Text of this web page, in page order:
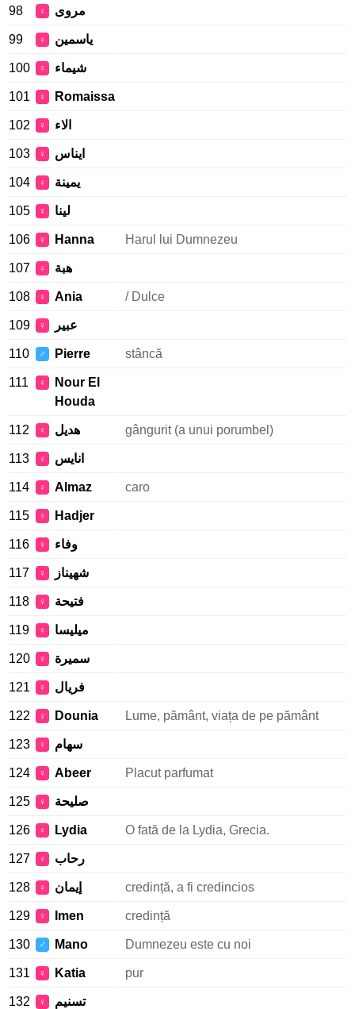
98 ♀ مروى
99 ♀ ياسمين
100 ♀ شيماء
101 ♀ Romaissa
102 ♀ الاء
103 ♀ ايناس
104 ♀ يمينة
105 ♀ لينا
106 ♀ Hanna Harul lui Dumnezeu
107 ♀ هبة
108 ♀ Ania / Dulce
109 ♀ عبير
110 ♂ Pierre stâncă
111 ♀
Nour El
Houda
112 ♀ هديل gângurit (a unui porumbel)
113 ♀ انايس
114 ♀ Almaz caro
115 ♀ Hadjer
116 ♀ وفاء
117 ♀ شهيناز
118 ♀ فتيحة
119 ♀ ميليسا
120 ♀ سميرة
121 ♀ فريال
122 ♀ Dounia Lume, pământ, viața de pe pământ
123 ♀ سهام
124 ♀ Abeer Placut parfumat
125 ♀ صليحة
126 ♀ Lydia O fată de la Lydia, Grecia.
127 ♀ رحاب
128 ♀ إيمان credință, a fi credincios
129 ♀ Imen credință
130 ♂ Mano Dumnezeu este cu noi
131 ♀ Katia pur
132 ♀ تسنيم